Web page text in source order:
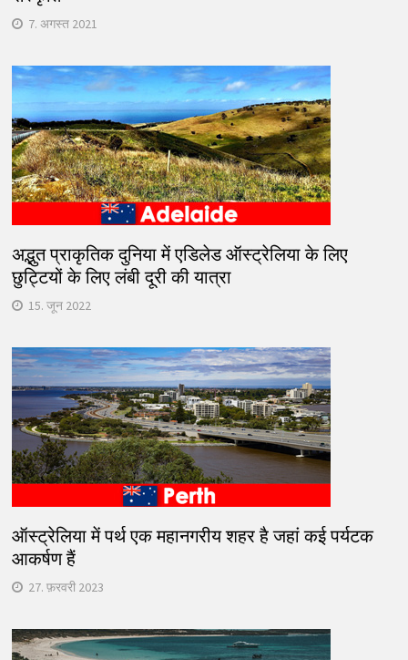
7. अगस्त 2021
अद्भुत प्राकृतिक दुनिया में एडिलेड ऑस्ट्रेलिया के लिए
छुट्टियों के लिए लंबी दूरी की यात्रा
15. जून 2022
ऑस्ट्रेलिया में पर्थ एक महानगरीय शहर है जहां कई पर्यटक
आकर्षण हैं
27. फ़रवरी 2023